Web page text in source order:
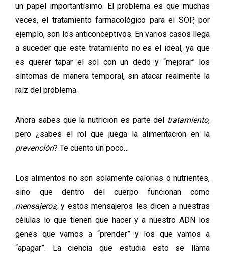
un papel importantísimo. El problema es que muchas
veces, el tratamiento farmacológico para el SOP, por
ejemplo, son los anticonceptivos. En varios casos llega
a suceder que este tratamiento no es el ideal, ya que
es querer tapar el sol con un dedo y “mejorar” los
síntomas de manera temporal, sin atacar realmente la
raíz del problema.
Ahora sabes que la nutrición es parte del tratamiento,
pero ¿sabes el rol que juega la alimentación en la
prevención? Te cuento un poco…
Los alimentos no son solamente calorías o nutrientes,
sino que dentro del cuerpo funcionan como
mensajeros, y estos mensajeros les dicen a nuestras
células lo que tienen que hacer y a nuestro ADN los
genes que vamos a “prender” y los que vamos a
“apagar”. La ciencia que estudia esto se llama